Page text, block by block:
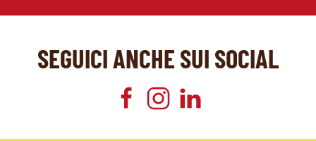
SEGUICI ANCHE SUI SOCIAL